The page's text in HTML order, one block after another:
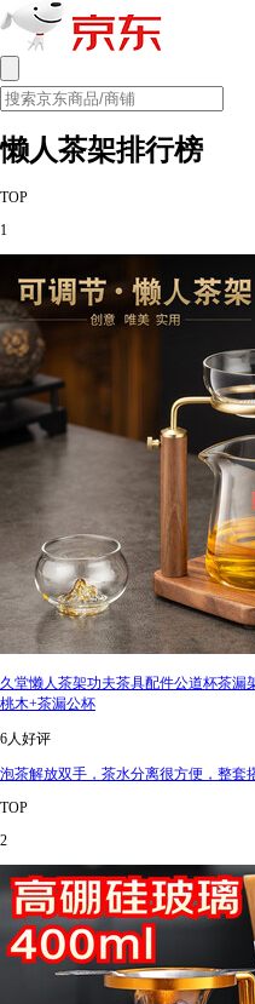
懒人茶架排行榜
TOP
1
久堂懒人茶架功夫茶具配件公道杯茶漏
桃木+茶漏公杯
6人好评
泡茶解放双手，茶水分离很方便，整套
TOP
2